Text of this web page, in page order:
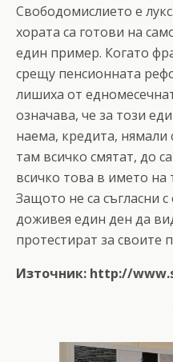
Свободомислието е
хората са готови на
един пример. Когато
срещу пенсионната
лишиха от
означава, че за този
наема, кредита, нямали
там всичко смятат, до
всичко това в името на
Защото не са съгласни
доживея един ден да
протестират за своите
Източник: http://